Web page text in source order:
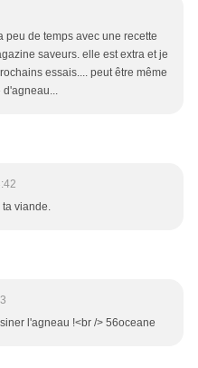
peu de temps avec une recette
saveurs. elle est extra et je
essais.... peut être même
d'agneau...
viande.
l'agneau !<br /> 56oceane